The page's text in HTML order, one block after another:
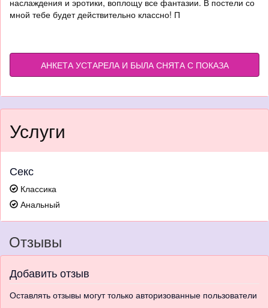
наслаждения и эротики, воплощу все фантазии. В постели со
мной тебе будет действительно классно! П
АНКЕТА УСТАРЕЛА И БЫЛА СНЯТА С ПОКАЗА
Услуги
Секс
Классика
Анальный
Отзывы
Добавить отзыв
Оставлять отзывы могут только авторизованные пользователи